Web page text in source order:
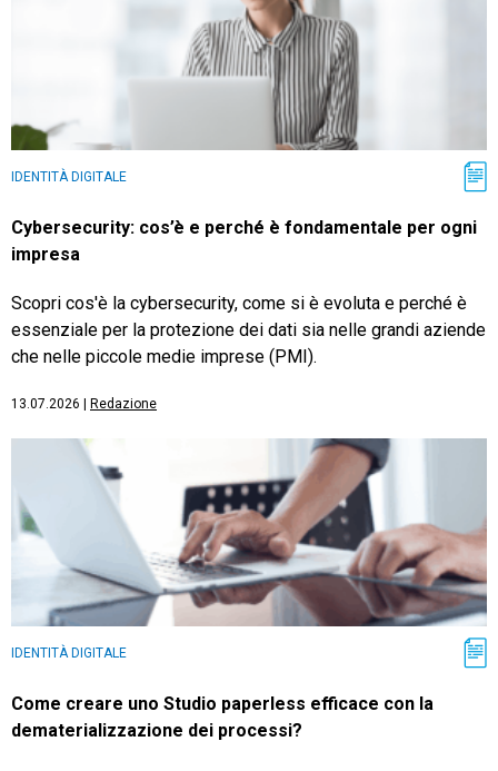
IDENTITÀ DIGITALE
Cybersecurity: cos’è e perché è fondamentale per ogni
impresa
Scopri cos'è la cybersecurity, come si è evoluta e perché è
essenziale per la protezione dei dati sia nelle grandi aziende
che nelle piccole medie imprese (PMI).
13.07.2026 Redazione
IDENTITÀ DIGITALE
Come creare uno Studio paperless efficace con la
dematerializzazione dei processi?